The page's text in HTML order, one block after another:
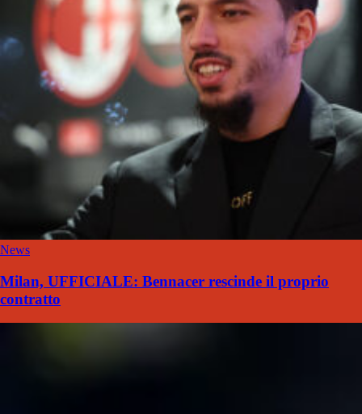
News
Milan, UFFICIALE: Bennacer rescinde il proprio
contratto